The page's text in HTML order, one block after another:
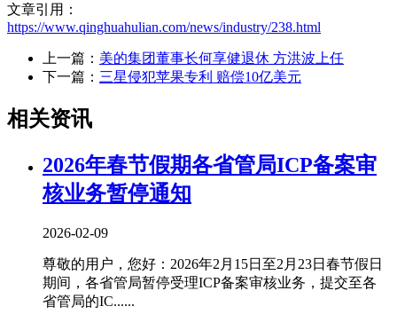
文章引用：
https://www.qinghuahulian.com/news/industry/238.html
上一篇： 美的集团董事长何享健退休 方洪波上任
下一篇： 三星侵犯苹果专利 赔偿10亿美元
相关资讯
2026年春节假期各省管局ICP备案审
核业务暂停通知
2026-02-09
尊敬的用户，您好：2026年2月15日至2月23日春节假日
期间，各省管局暂停受理ICP备案审核业务，提交至各
省管局的IC......